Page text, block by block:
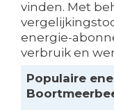
vinden. Met
energie-
verbruik en
Populaire